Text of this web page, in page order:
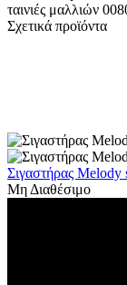
Σχετικά προϊόντα
Σιγαστήρας
Μη Διαθέσιμο